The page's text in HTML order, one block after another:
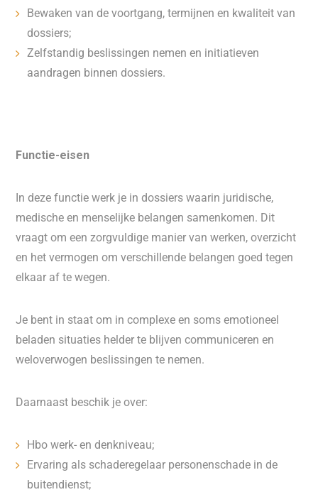
Bewaken van de voortgang, termijnen en kwaliteit van
dossiers;
Zelfstandig beslissingen nemen en initiatieven
aandragen binnen dossiers.
Functie-eisen
In deze functie werk je in dossiers waarin juridische,
medische en menselijke belangen samenkomen. Dit
vraagt om een zorgvuldige manier van werken, overzicht
en het vermogen om verschillende belangen goed tegen
elkaar af te wegen.
Je bent in staat om in complexe en soms emotioneel
beladen situaties helder te blijven communiceren en
weloverwogen beslissingen te nemen.
Daarnaast beschik je over:
Hbo werk- en denkniveau;
Ervaring als schaderegelaar personenschade in de
buitendienst;